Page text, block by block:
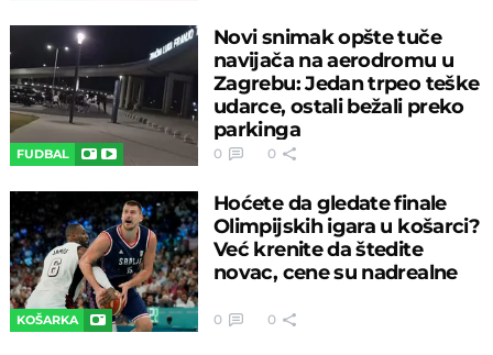
FUDBAL
Novi snimak opšte tuče
navijača na aerodromu u
Zagrebu: Jedan trpeo teške
udarce, ostali bežali preko
parkinga
0 0
KOŠARKA
Hoćete da gledate finale
Olimpijskih igara u košarci?
Već krenite da štedite
novac, cene su nadrealne
0 0